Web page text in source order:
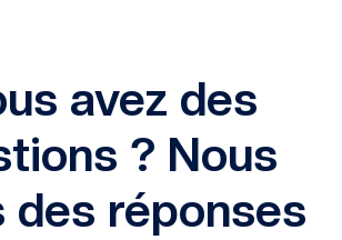
avez des
? Nous
des réponses